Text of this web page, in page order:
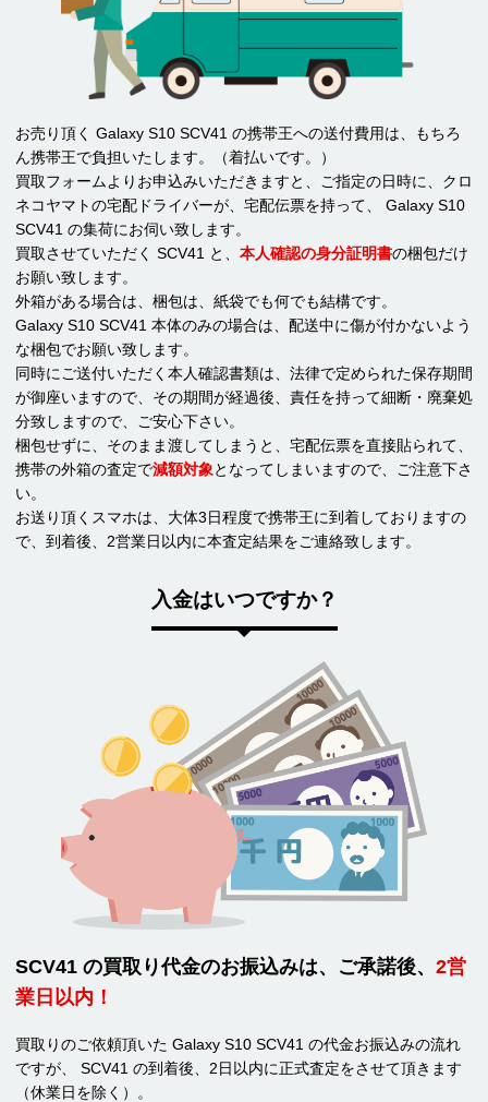
お売り頂く Galaxy S10 SCV41 の携帯王への送付費用は、もちろ
ん携帯王で負担いたします。（着払いです。）
買取フォームよりお申込みいただきますと、ご指定の日時に、クロ
ネコヤマトの宅配ドライバーが、宅配伝票を持って、 Galaxy S10
SCV41 の集荷にお伺い致します。
買取させていただく SCV41 と、 本人確認の身分証明書の梱包だけ
お願い致します。
外箱がある場合は、梱包は、紙袋でも何でも結構です。
Galaxy S10 SCV41 本体のみの場合は、配送中に傷が付かないよう
な梱包でお願い致します。
同時にご送付いただく本人確認書類は、法律で定められた保存期間
が御座いますので、その期間が経過後、責任を持って細断・廃棄処
分致しますので、ご安心下さい。
梱包せずに、そのまま渡してしまうと、宅配伝票を直接貼られて、
携帯の外箱の査定で減額対象となってしまいますので、ご注意下さ
い。
お送り頂くスマホは、大体3日程度で携帯王に到着しておりますの
で、到着後、2営業日以内に本査定結果をご連絡致します。
入金はいつですか？
SCV41 の買取り代金のお振込みは、ご承諾後、 2営
業日以内！
買取りのご依頼頂いた Galaxy S10 SCV41 の代金お振込みの流れ
ですが、 SCV41 の到着後、2日以内に正式査定をさせて頂きます
（休業日を除く）。